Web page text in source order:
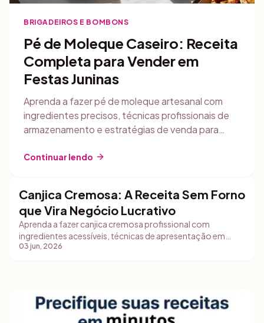
BRIGADEIROS E BOMBONS
Pé de Moleque Caseiro: Receita
Completa para Vender em
Festas Juninas
Aprenda a fazer pé de moleque artesanal com
ingredientes precisos, técnicas profissionais de
armazenamento e estratégias de venda para
Continuar lendo
Tortas e Sobremesas
Canjica Cremosa: A Receita Sem Forno
que Vira Negócio Lucrativo
Aprenda a fazer canjica cremosa profissional com
ingredientes acessíveis, técnicas de apresentação em
copos e estratégias práticas para vender em eventos e
03 jun, 2026